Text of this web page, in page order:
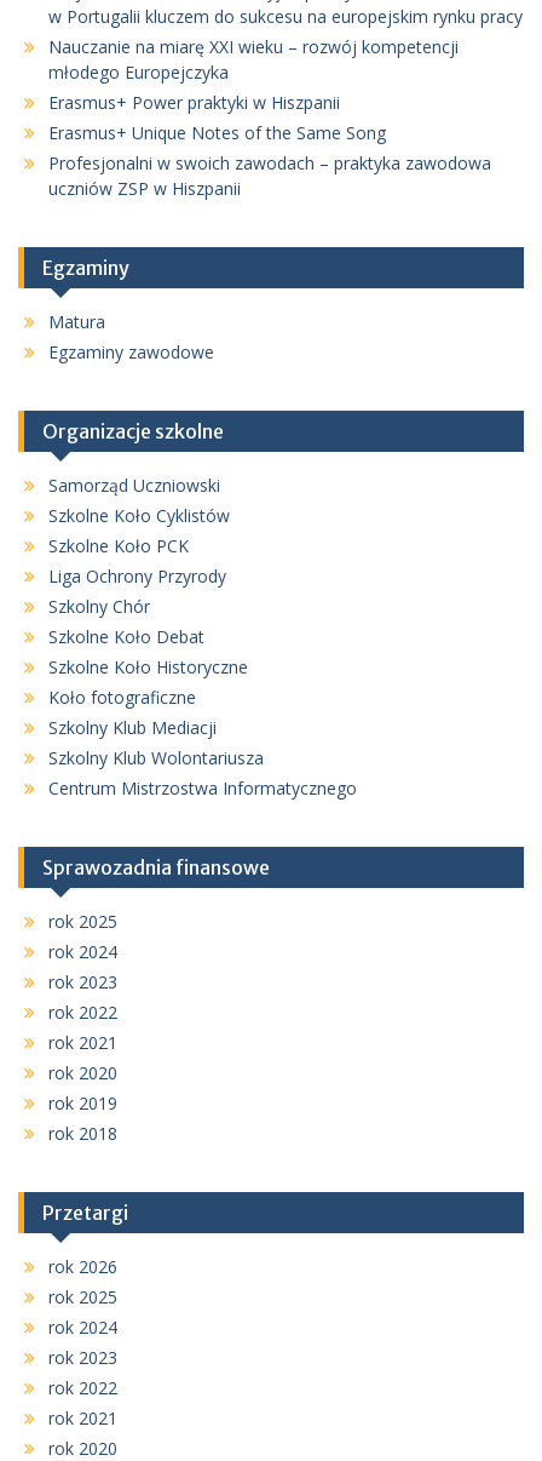
w Portugalii kluczem do sukcesu na europejskim rynku pracy
Nauczanie na miarę XXI wieku – rozwój kompetencji
młodego Europejczyka
Erasmus+ Power praktyki w Hiszpanii
Erasmus+ Unique Notes of the Same Song
Profesjonalni w swoich zawodach – praktyka zawodowa
uczniów ZSP w Hiszpanii
Egzaminy
Matura
Egzaminy zawodowe
Organizacje szkolne
Samorząd Uczniowski
Szkolne Koło Cyklistów
Szkolne Koło PCK
Liga Ochrony Przyrody
Szkolny Chór
Szkolne Koło Debat
Szkolne Koło Historyczne
Koło fotograficzne
Szkolny Klub Mediacji
Szkolny Klub Wolontariusza
Centrum Mistrzostwa Informatycznego
Sprawozadnia finansowe
rok 2025
rok 2024
rok 2023
rok 2022
rok 2021
rok 2020
rok 2019
rok 2018
Przetargi
rok 2026
rok 2025
rok 2024
rok 2023
rok 2022
rok 2021
rok 2020